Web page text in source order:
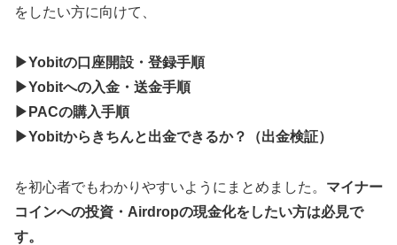
をしたい方に向けて、
▶Yobitの口座開設・登録手順
▶Yobitへの入金・送金手順
▶PACの購入手順
▶Yobitからきちんと出金できるか？（出金検証）
を初心者でもわかりやすいようにまとめました。 マイナー
コインへの投資・Airdropの現金化をしたい方は必見で
す。